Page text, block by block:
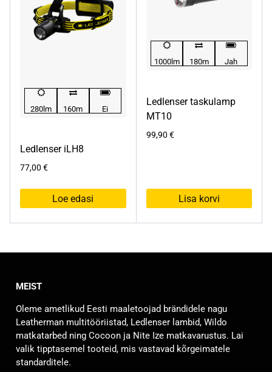
280lm 160m Ei
Ledlenser iLH8
77,00 €
Loe edasi
1000lm 180m Jah
Ledlenser taskulamp
MT10
99,90 €
Lisa korvi
MEIST
Oleme ametlikud Eesti maaletoojad brändidele nagu
Leatherman multitööriistad, Ledlenser lambid, Wildo
matkatarbed ning Cocoon ja Nite Ize matkavarustus. Lai
valik tipptasemel tooteid, mis vastavad kõrgeimatele
standarditele.